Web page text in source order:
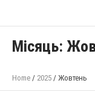
Місяць:
Home / 2025 / Жовтень